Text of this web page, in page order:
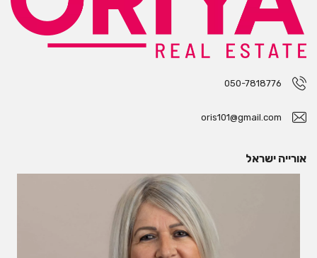
050-7818776
oris101@gmail.com
אורייה ישראל